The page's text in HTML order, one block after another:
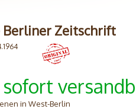
Zeitschrift
in West-Berlin